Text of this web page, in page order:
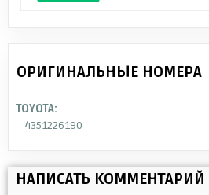
ОРИГИНАЛЬНЫЕ НОМЕРА
TOYOTA:
4351226190
НАПИСАТЬ КОММЕНТАРИЙ